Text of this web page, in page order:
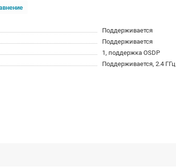
Поддерживается
Поддерживается
1, поддержка OSDP
Поддерживается, 2.4 ГГц